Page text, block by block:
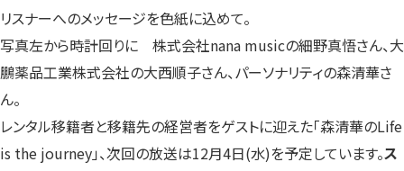
リスナーへのメッセージを色紙に込めて。
写真左から時計回りに 株式会社nana musicの細野真悟さん、大
鵬薬品工業株式会社の大西順子さん、パーソナリティの森清華さ
ん。
レンタル移籍者と移籍先の経営者をゲストに迎えた「森清華のLife
is the journey」、次回の放送は12月4日(水)を予定しています。ス